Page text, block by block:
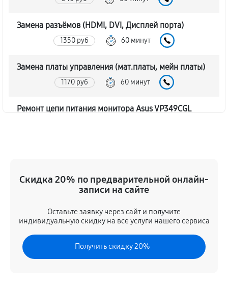
Замена разъёмов (HDMI, DVI, Дисплей порта)
1350 руб 60 минут
Замена платы управления (мат.платы, мейн платы)
1170 руб 60 минут
Ремонт цепи питания монитора Asus VP349CGL
Замена лампы подсветки
60 минут
Ремонт блока управления
630 руб 60 минут
Скидка 20% по предварительной онлайн-
записи на сайте
Оставьте заявку через сайт и получите
индивидуальную скидку на все услуги нашего сервиса
Получить скидку 20%